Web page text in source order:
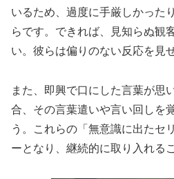
いるため、過度に手厳しかった
らです。できれば、見知らぬ観
い。彼らは偏りのない反応を見
また、即興で口にした言葉が思
合、その言葉遣いや言い回しを
う。これらの「無意識に出たセ
ーとなり、継続的に取り入れる